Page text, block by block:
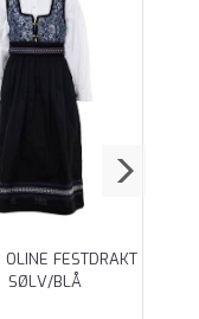
OLINE FESTDRAKT
SØLV/BLÅ